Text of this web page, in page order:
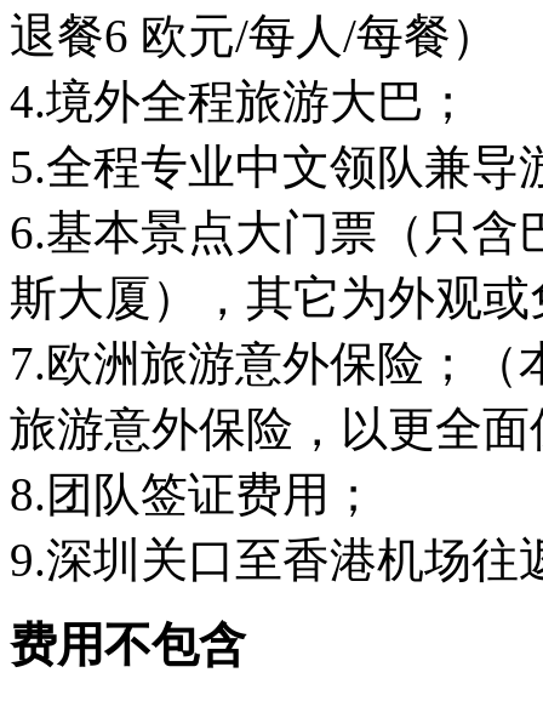
退餐6 欧元/每人/每餐）
4.境外全程旅游大巴；
5.全程专业中文领队兼导
6.基本景点大门票（只
斯大厦），其它为外观或
7.欧洲旅游意外保险；
旅游意外保险，以更全
8.团队签证费用；
9.深圳关口至香港机场往
费用不包含